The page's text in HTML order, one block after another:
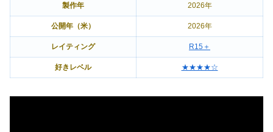
製作年 2026年
公開年（米） 2026年
レイティング R15＋
好きレベル ★★★★☆